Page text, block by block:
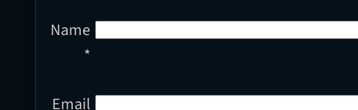
Name
*
Email